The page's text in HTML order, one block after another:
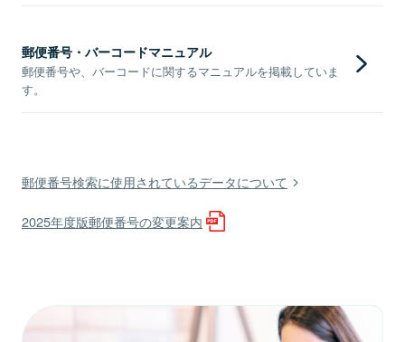
郵便番号・バーコードマニュアル
郵便番号や、バーコードに関するマニュアルを掲載していま
す。
郵便番号検索に使用されているデータについて
2025年度版郵便番号の変更案内